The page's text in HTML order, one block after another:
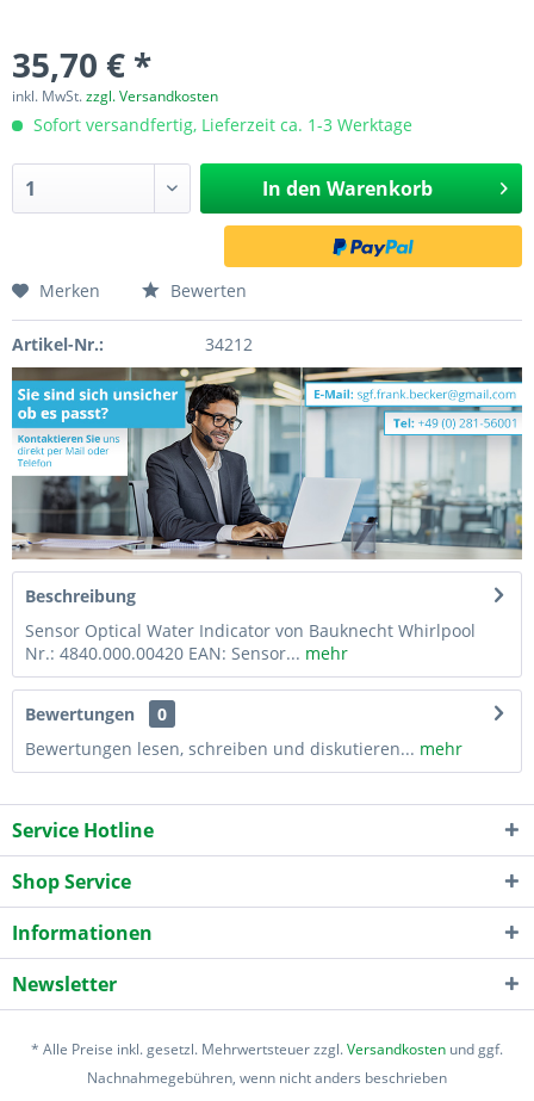
35,70 € *
inkl. MwSt.zzgl. Versandkosten
Sofort versandfertig, Lieferzeit ca. 1-3 Werktage
In den Warenkorb
Merken Bewerten
Artikel-Nr.: 34212
Beschreibung
Sensor Optical Water Indicator von Bauknecht Whirlpool
Nr.: 4840.000.00420 EAN: Sensor... mehr
Bewertungen
0
Bewertungen lesen, schreiben und diskutieren... mehr
Service Hotline
Shop Service
Informationen
Newsletter
* Alle Preise inkl. gesetzl. Mehrwertsteuer zzgl.Versandkosten und ggf.
Nachnahmegebühren, wenn nicht anders beschrieben